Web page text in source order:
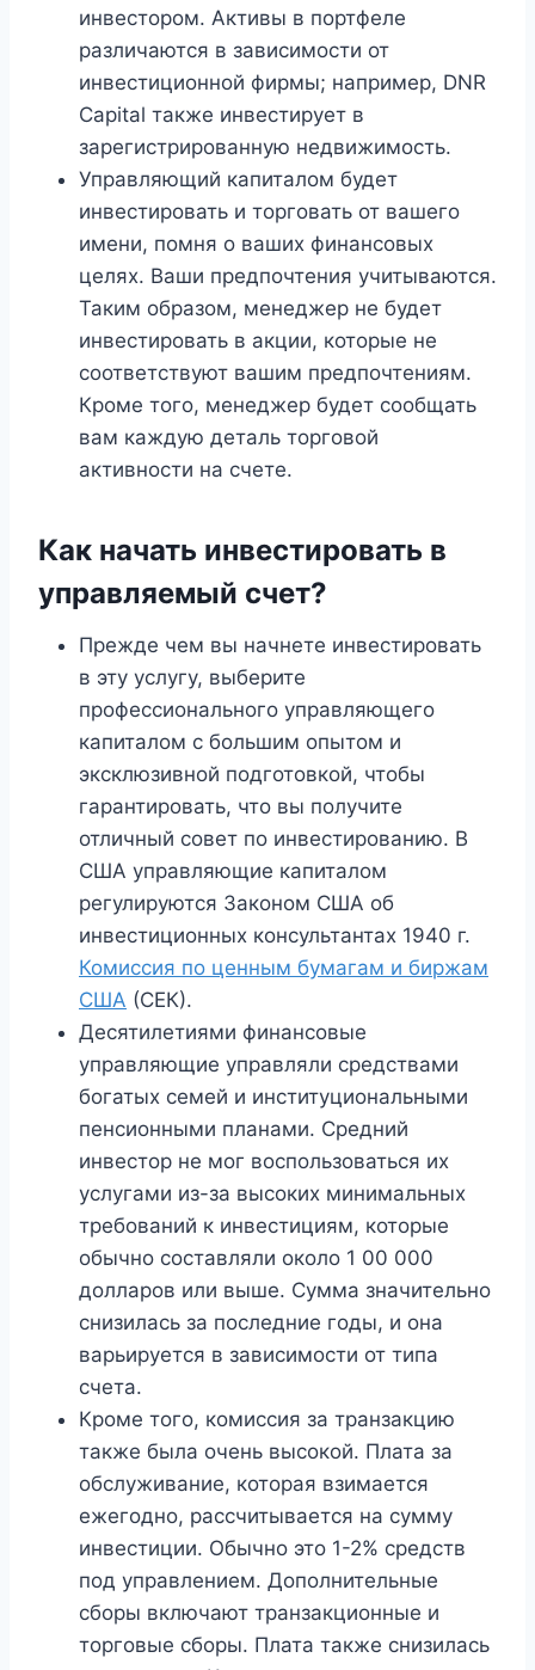
инвестором. Активы в портфеле
различаются в зависимости от
инвестиционной фирмы; например, DNR
Capital также инвестирует в
зарегистрированную недвижимость.
Управляющий капиталом будет
инвестировать и торговать от вашего
имени, помня о ваших финансовых
целях. Ваши предпочтения учитываются.
Таким образом, менеджер не будет
инвестировать в акции, которые не
соответствуют вашим предпочтениям.
Кроме того, менеджер будет сообщать
вам каждую деталь торговой
активности на счете.
Как начать инвестировать в
управляемый счет?
Прежде чем вы начнете инвестировать
в эту услугу, выберите
профессионального управляющего
капиталом с большим опытом и
эксклюзивной подготовкой, чтобы
гарантировать, что вы получите
отличный совет по инвестированию. В
США управляющие капиталом
регулируются Законом США об
инвестиционных консультантах 1940 г.
Комиссия по ценным бумагам и биржам
США (СЕК).
Десятилетиями финансовые
управляющие управляли средствами
богатых семей и институциональными
пенсионными планами. Средний
инвестор не мог воспользоваться их
услугами из-за высоких минимальных
требований к инвестициям, которые
обычно составляли около 1 00 000
долларов или выше. Сумма значительно
снизилась за последние годы, и она
варьируется в зависимости от типа
счета.
Кроме того, комиссия за транзакцию
также была очень высокой. Плата за
обслуживание, которая взимается
ежегодно, рассчитывается на сумму
инвестиции. Обычно это 1-2% средств
под управлением. Дополнительные
сборы включают транзакционные и
торговые сборы. Плата также снизилась